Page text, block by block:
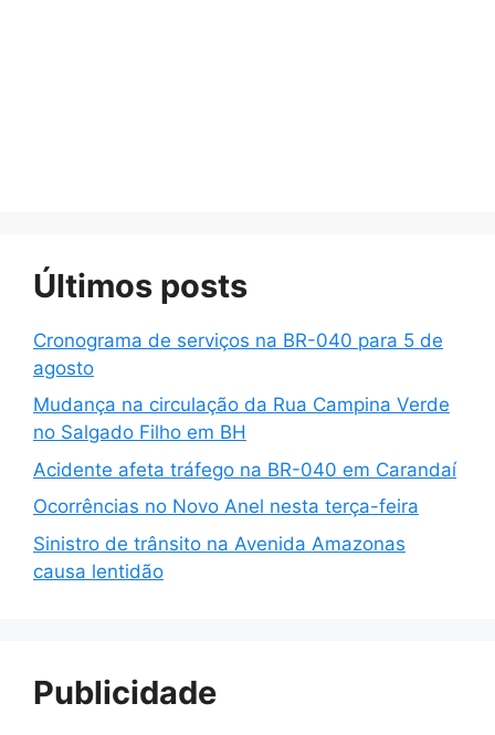
Últimos posts
Cronograma de serviços na BR-040 para 5 de
agosto
Mudança na circulação da Rua Campina Verde
no Salgado Filho em BH
Acidente afeta tráfego na BR-040 em Carandaí
Ocorrências no Novo Anel nesta terça-feira
Sinistro de trânsito na Avenida Amazonas
causa lentidão
Publicidade